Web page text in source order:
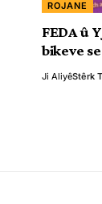
ROJANE
FEDA û
bikeve
Ji AliyêStêrk